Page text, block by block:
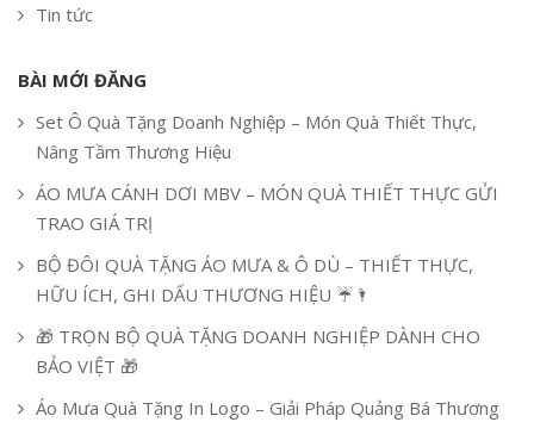
Tin tức
BÀI MỚI ĐĂNG
Set Ô Quà Tặng Doanh Nghiệp – Món Quà Thiết Thực,
Nâng Tầm Thương Hiệu
ÁO MƯA CÁNH DƠI MBV – MÓN QUÀ THIẾT THỰC GỬI
TRAO GIÁ TRỊ
BỘ ĐÔI QUÀ TẶNG ÁO MƯA & Ô DÙ – THIẾT THỰC,
HỮU ÍCH, GHI DẤU THƯƠNG HIỆU ☔🌂
🎁 TRỌN BỘ QUÀ TẶNG DOANH NGHIỆP DÀNH CHO
BẢO VIỆT 🎁
Áo Mưa Quà Tặng In Logo – Giải Pháp Quảng Bá Thương